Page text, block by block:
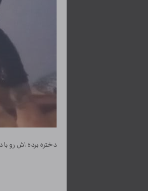
دختره برده اش رو